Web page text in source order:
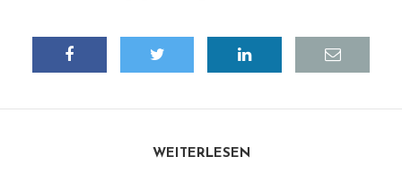
WEITERLESEN